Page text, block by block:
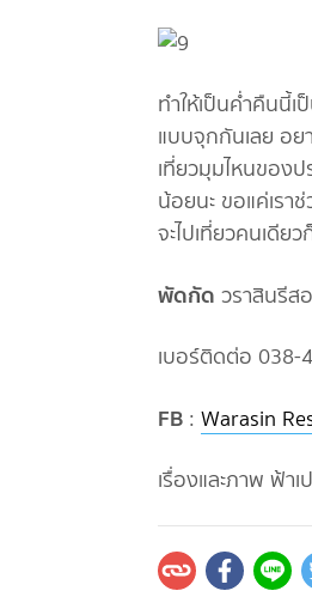
ทำให้เป็นค่ำคืนนี้
แบบจุกกันเลย อย
เที่ยวมุมไหนของป
น้อยนะ ขอแค่เร
จะไปเที่ยวคนเดีย
พัดกัด วราสินรีส
เบอร์ติดต่อ 038-
FB : Warasin
เรื่องและภาพ ฟ้า